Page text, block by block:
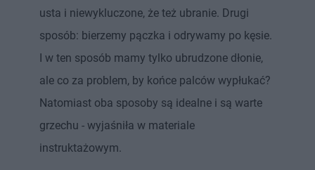
usta i niewykluczone, że też ubranie. Drugi
sposób: bierzemy pączka i odrywamy po kęsie.
I w ten sposób mamy tylko ubrudzone dłonie,
ale co za problem, by końce palców wypłukać?
Natomiast oba sposoby są idealne i są warte
grzechu - wyjaśniła w materiale
instruktażowym.